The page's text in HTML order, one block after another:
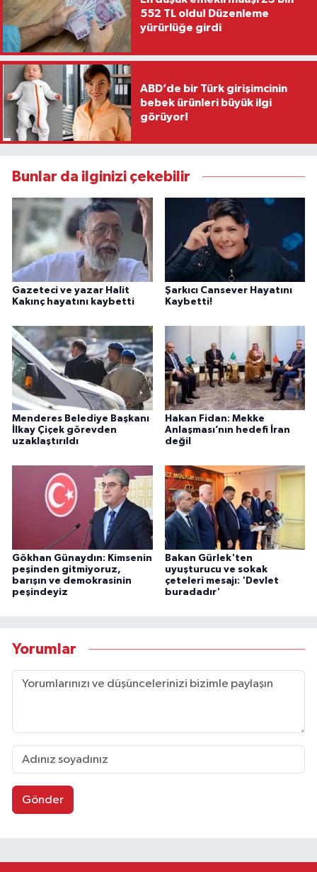
552 TL oldu! Düzenleme
yürürlüğe girdi
ABD’de bir Türk girişimcinin
bebek ürünleri büyük ilgi
görüyor!
Bunlar da ilginizi çekebilir
Gazeteci ve yazar Halit
Kakınç hayatını kaybetti
Şarkıcı Cansever Hayatını
Kaybetti!
Menderes Belediye Başkanı
İlkay Çiçek görevden
uzaklaştırıldı
Hakan Fidan: Mekke
Anlaşması’nın hedefi İran
değil
Gökhan Günaydın: Kimsenin
peşinden gitmiyoruz,
barışın ve demokrasinin
peşindeyiz
Bakan Gürlek'ten
uyuşturucu ve sokak
çeteleri mesajı: 'Devlet
buradadır'
Yorumlar
Gönder